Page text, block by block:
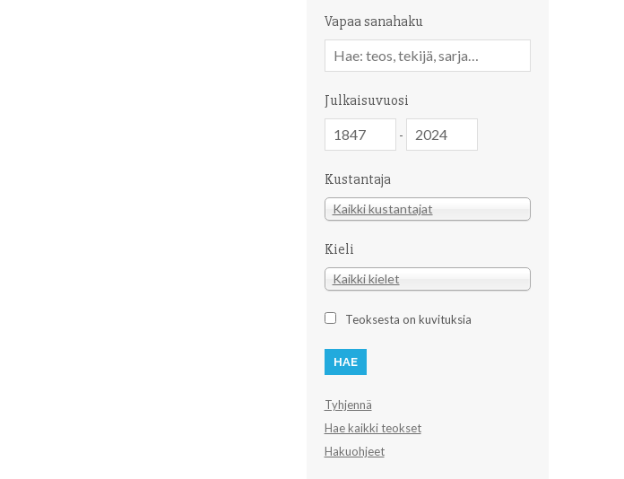
Vapaa sanahaku
sanahaku
Julkaisuvuosi
-
Kustantaja
Kustantaja
Kaikki kustantajat
Kieli
Kieli
Kaikki kielet
Teoksesta on kuvituksia
Tyhjennä
Hae kaikki teokset
Hakuohjeet